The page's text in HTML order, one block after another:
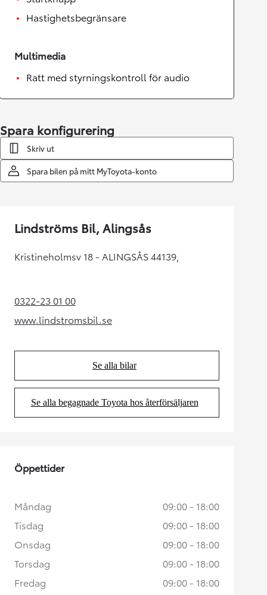
Hastighetsbegränsare
Multimedia
Ratt med styrningskontroll för audio
Spara konfigurering
Skriv ut
Spara bilen på mitt MyToyota-konto
Lindströms Bil, Alingsås
Kristineholmsv 18 - ALINGSÅS 44139,
0322-23 01 00(Opens in new tab)
www.lindstromsbil.se
(Opens in new tab)
Se alla bilar
(Opens in new tab)
Se alla begagnade Toyota hos återförsäljaren
(Opens in new tab)
Öppettider
Måndag
09:00 - 18:00
Tisdag
09:00 - 18:00
Onsdag
09:00 - 18:00
Torsdag
09:00 - 18:00
Fredag
09:00 - 18:00